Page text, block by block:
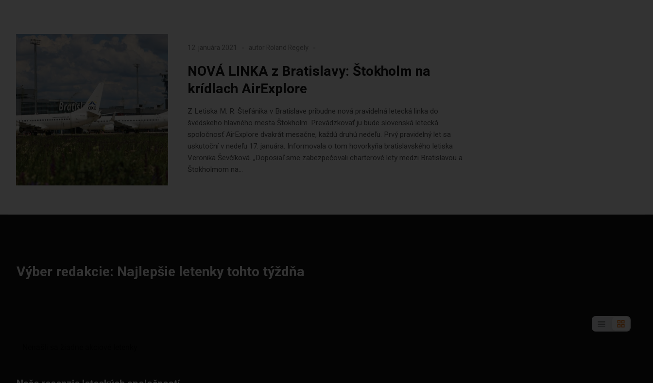
12. januára 2021 autor Roland Regely
NOVÁ LINKA z Bratislavy: Štokholm na
krídlach AirExplore
Z Letiska M. R. Štefánika v Bratislave pribudne nová pravidelná letecká linka do
švédskeho hlavného mesta Štokholm. Prevádzkovať ju bude slovenská letecká
spoločnosť AirExplore dvakrát mesačne, každú druhú nedeľu. Prvý pravidelný let sa
uskutoční v nedeľu 17. januára. Informovala o tom hovorkyňa bratislavského letiska
Veronika Ševčíková. „Doposiaľ sme zabezpečovali charterové lety medzi Bratislavou a
Štokholmom na...
Výber redakcie: Najlepšie letenky tohto týždňa